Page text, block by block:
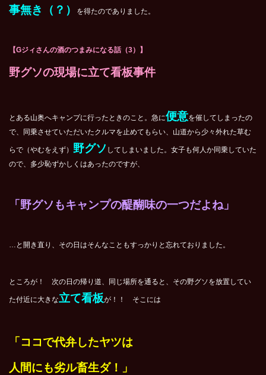
事無き（？） を得たのでありました。
【Gジィさんの酒のつまみになる話（3）】
野グソの現場に立て看板事件
とある山奥へキャンプに行ったときのこと。急に便意を催してしまったの
で、同乗させていただいたクルマを止めてもらい、山道から少々外れた草む
らで（やむをえず） 野グソ してしまいました。女子も何人か同乗していた
ので、多少恥ずかしくはあったのですが、
「野グソもキャンプの醍醐味の一つだよね」
…と開き直り、その日はそんなこともすっかりと忘れておりました。
ところが！ 次の日の帰り道、同じ場所を通ると、その野グソを放置してい
た付近に大きな立て看板が！！ そこには
「ココで代弁したヤツは
人間にも劣ル畜生ダ！」